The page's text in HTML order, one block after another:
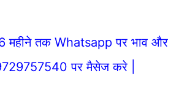
महीने तक Whatsapp पर भाव और
9729757540 पर मैसेज करे |